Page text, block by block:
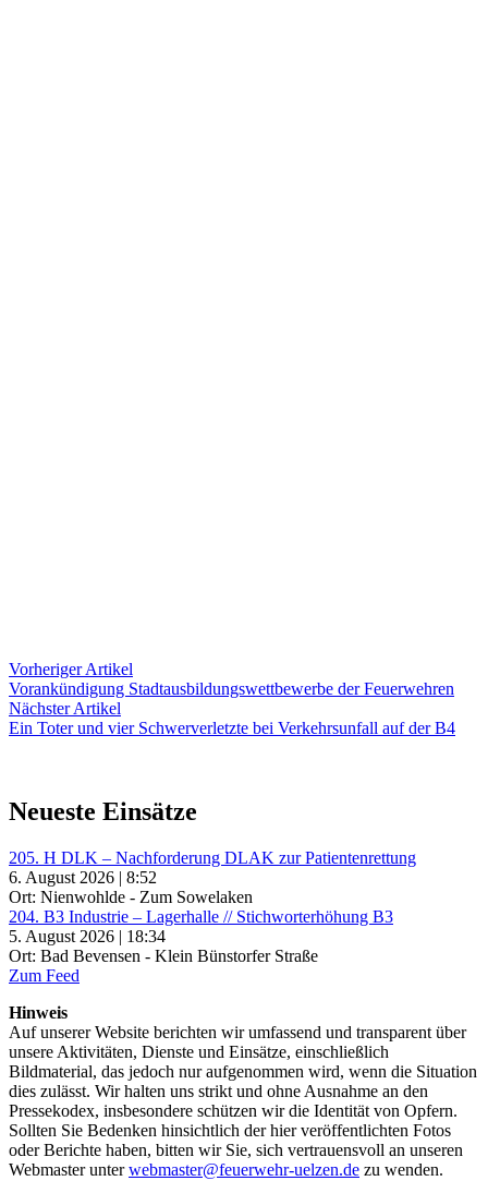
Beitragsnavigation
Vorheriger Artikel
Artikel:
Vorankündigung Stadtausbildungswettbewerbe der Feuerwehren
Nächster Artikel
Artikel:
Ein Toter und vier Schwerverletzte bei Verkehrsunfall auf der B4
Neueste Einsätze
205. H DLK – Nachforderung DLAK zur Patientenrettung
6. August 2026 | 8:52
Ort: Nienwohlde - Zum Sowelaken
204. B3 Industrie – Lagerhalle // Stichworterhöhung B3
5. August 2026 | 18:34
Ort: Bad Bevensen - Klein Bünstorfer Straße
Zum Feed
Hinweis
Auf unserer Website berichten wir umfassend und transparent über
unsere Aktivitäten, Dienste und Einsätze, einschließlich
Bildmaterial, das jedoch nur aufgenommen wird, wenn die Situation
dies zulässt. Wir halten uns strikt und ohne Ausnahme an den
Pressekodex, insbesondere schützen wir die Identität von Opfern.
Sollten Sie Bedenken hinsichtlich der hier veröffentlichten Fotos
oder Berichte haben, bitten wir Sie, sich vertrauensvoll an unseren
Webmaster unterwebmaster@feuerwehr-uelzen.de zu wenden.